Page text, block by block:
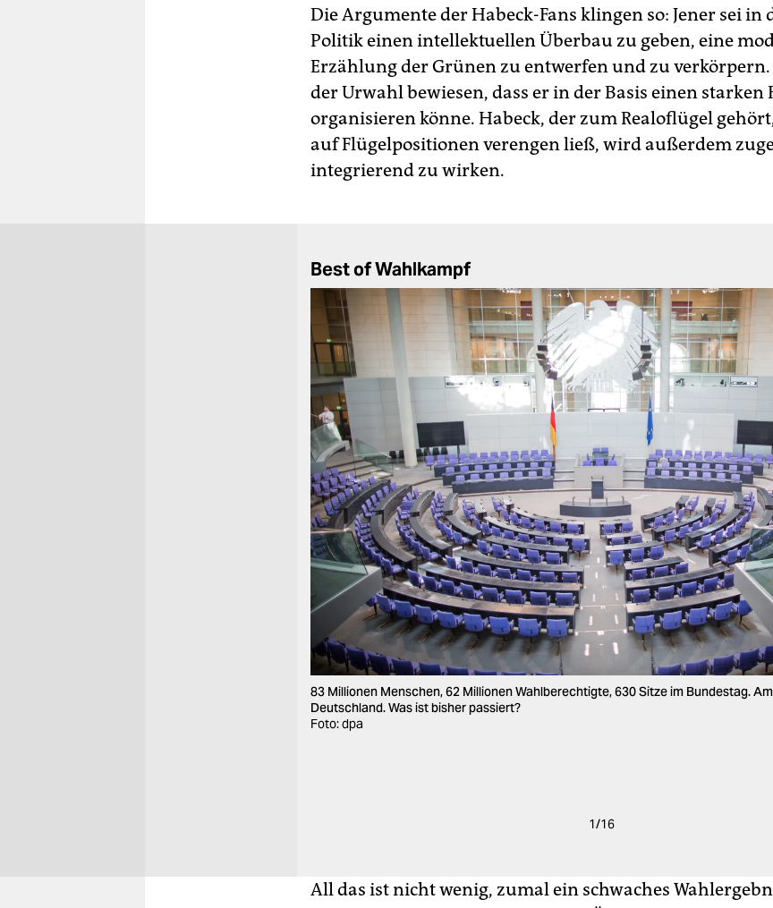
Die Argumente der Habeck-Fans klingen so: Jener sei in
Politik einen intellektuellen Überbau zu geben, eine
Erzählung der Grünen zu entwerfen und zu verkörpern.
der Urwahl bewiesen, dass er in der Basis einen starken
organisieren könne. Habeck, der zum Realoflügel
auf Flügelpositionen verengen ließ, wird außerdem
integrierend zu wirken.
Best of Wahlkampf
83 Millionen Menschen, 62 Millionen Wahlberechtigte, 630 Sitze im Bundestag.
Deutschland. Was ist bisher passiert?
Foto: dpa
1/16
All das ist nicht wenig, zumal ein schwaches